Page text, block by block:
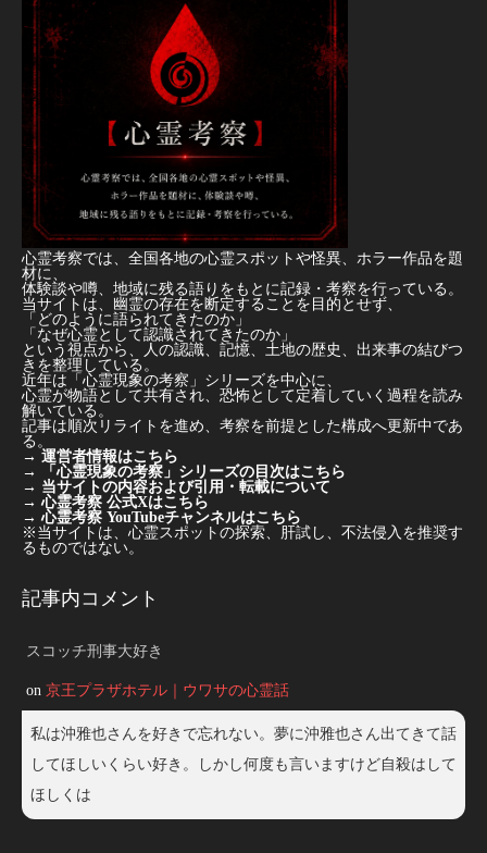
心霊考察では、全国各地の心霊スポットや怪異、ホラー作品を題
材に、
体験談や噂、地域に残る語りをもとに記録・考察を行っている。
当サイトは、幽霊の存在を断定することを目的とせず、
「どのように語られてきたのか」
「なぜ心霊として認識されてきたのか」
という視点から、人の認識、記憶、土地の歴史、出来事の結びつ
きを整理している。
近年は「心霊現象の考察」シリーズを中心に、
心霊が物語として共有され、恐怖として定着していく過程を読み
解いている。
記事は順次リライトを進め、考察を前提とした構成へ更新中であ
る。
→ 運営者情報はこちら
→
「心霊現象の考察」シリーズの目次はこちら
→ 当サイトの内容および引用・転載について
→ 心霊考察 公式Xはこちら
→ 心霊考察 YouTubeチャンネルはこちら
※当サイトは、心霊スポットの探索、肝試し、不法侵入を推奨す
るものではない。
記事内コメント
スコッチ刑事大好き
on 京王プラザホテル｜ウワサの心霊話
私は沖雅也さんを好きで忘れない。夢に沖雅也さん出てきて話
してほしいくらい好き。しかし何度も言いますけど自殺はして
ほしくは